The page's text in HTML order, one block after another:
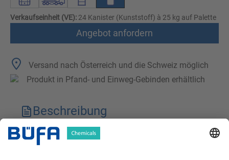
Verkaufseinheit (VE): 24 Kanister (Kunststoff) à 25 kg auf Palette
Angebot anfordern
Versand nach Österreich und die Schweiz möglich
Produkt in Pfand- und Einweg-Gebinden erhältlich
Beschreibung
Technische Merkmale